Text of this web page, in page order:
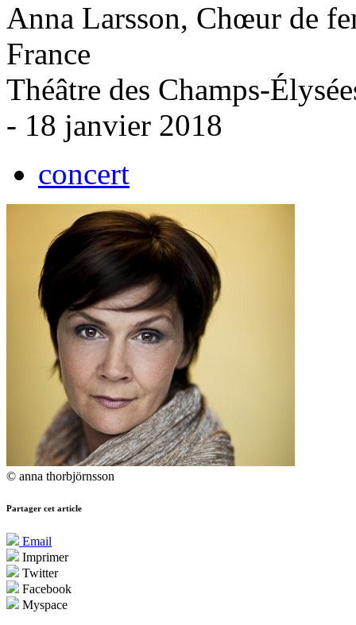
Anna Larsson, Chœur de
France
Théâtre des Champs-
- 18 janvier 2018
concert
© anna thorbjörnsson
Partager cet article
Email
Imprimer
Twitter
Facebook
Myspace